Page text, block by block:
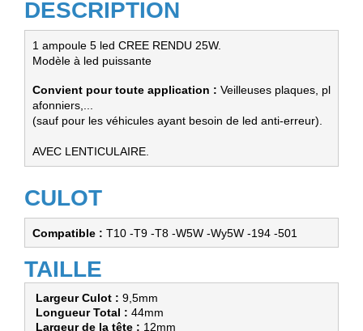
DESCRIPTION
1 ampoule 5 led CREE RENDU 25W.
Modèle à led puissante
Convient pour toute application : Veilleuses plaques, pl
afonniers,...
(sauf pour les véhicules ayant besoin de led anti-erreur)
AVEC LENTICULAIRE.
CULOT
Compatible : T10 -T9 -T8 -W5W -Wy5W -194 -501
TAILLE
Largeur Culot : 9,5mm
Longueur Total : 44mm
Largeur de la tête : 12mm